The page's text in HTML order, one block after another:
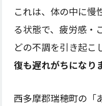
これは、体の中に慢
る状態で、疲労感・
どの不調を引き起こ
復も遅れがちになり
西多摩郡瑞穂町の「